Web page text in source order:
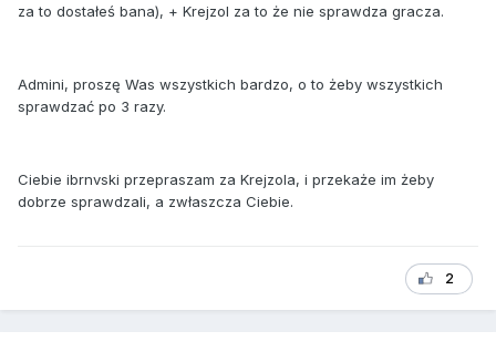
za to dostałeś bana), + Krejzol za to że nie sprawdza gracza.
Admini, proszę Was wszystkich bardzo, o to żeby wszystkich
sprawdzać po 3 razy.
Ciebie ibrnvski przepraszam za Krejzola, i przekaże im żeby
dobrze sprawdzali, a zwłaszcza Ciebie.
2